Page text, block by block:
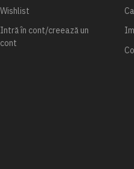
Wishlist
Intră în cont/creează un
cont